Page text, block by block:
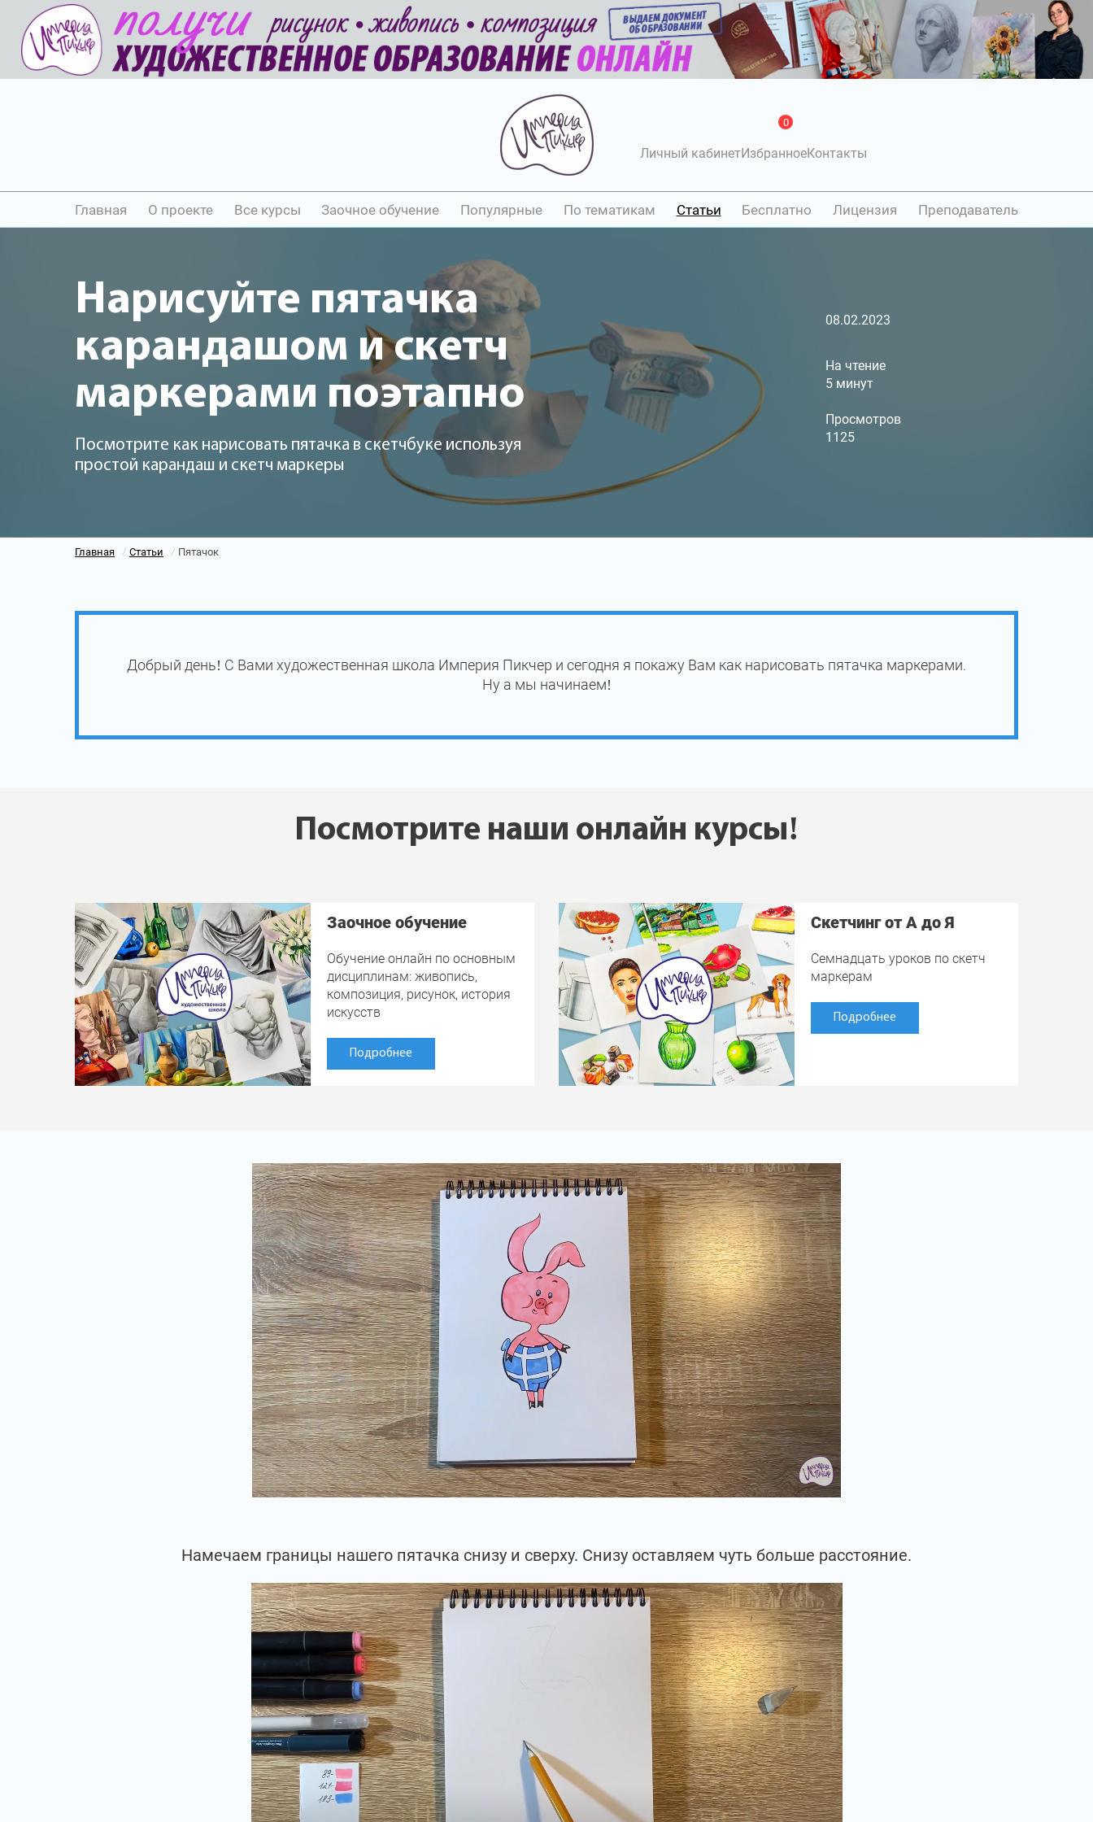
Личный кабинетИзбранное
0
Контакты
Главная О проекте Все курсы Заочное обучение Популярные По тематикам Статьи Бесплатно Лицензия Преподаватель
Нарисуйте пятачка
карандашом и скетч
маркерами поэтапно
Посмотрите как нарисовать пятачка в скетчбуке используя
простой карандаш и скетч маркеры
08.02.2023
На чтение
5 минут
Просмотров
1125
Главная / Статьи / Пятачок
Добрый день! С Вами художественная школа Империя Пикчер и сегодня я покажу Вам как нарисовать пятачка маркерами.
Ну а мы начинаем!
Посмотрите наши онлайн курсы!
Заочное обучение
Обучение онлайн по основным
дисциплинам: живопись,
композиция, рисунок, история
искусств
Подробнее
Скетчинг от А до Я
Семнадцать уроков по скетч
маркерам
Подробнее
Намечаем границы нашего пятачка снизу и сверху. Снизу оставляем чуть больше расстояние.